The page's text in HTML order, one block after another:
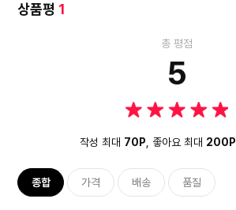
상품평 1
총 평점
5
작성 최대 70P, 좋아요 최대 200P
종합 가격 배송 품질